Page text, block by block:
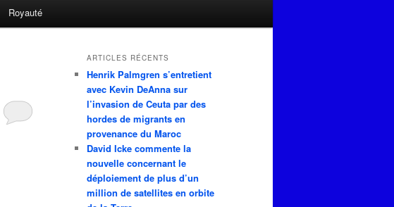
Royauté
ARTICLES RÉCENTS
Henrik Palmgren s’entretient
avec Kevin DeAnna sur
l’invasion de Ceuta par des
hordes de migrants en
provenance du Maroc
David Icke commente la
nouvelle concernant le
déploiement de plus d’un
million de satellites en orbite